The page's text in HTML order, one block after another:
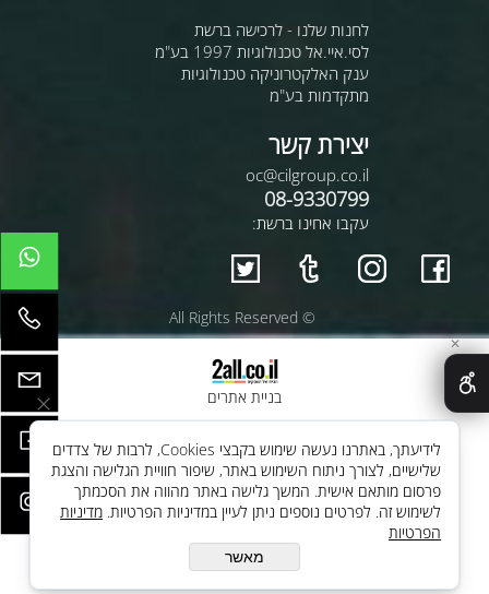
לחנות שלנו - לרכישה ברשת
לסי.איי.אל טכנולוגיות 1997 בע"מ
ענק האלקטרוניקה טכנולוגיות
מתקדמות בע"מ
יצירת קשר
oc@cilgroup.co.il
08-9330799
עקבו אחינו ברשת:
© All Rights Reserved
בניית אתרים
✕
לידיעתך, באתרנו נעשה שימוש בקבצי Cookies, לרבות של צדדים
שלישיים, לצורך ניתוח השימוש באתר, שיפור חוויית הגלישה והצגת
פרסום מותאם אישית. המשך גלישה באתר מהווה את הסכמתך
לשימוש זה. לפרטים נוספים ניתן לעיין במדיניות הפרטיות. מדיניות
הפרטיות
מאשר